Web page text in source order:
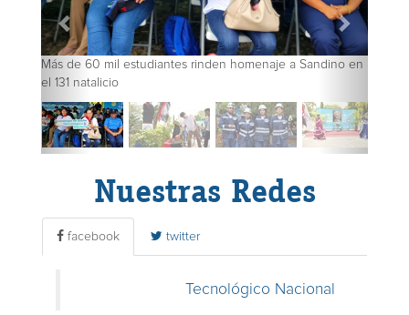
Más de 60 mil estudiantes rinden homenaje a Sandino en
el 131 natalicio
Nuestras Redes
facebook twitter
Tecnológico Nacional